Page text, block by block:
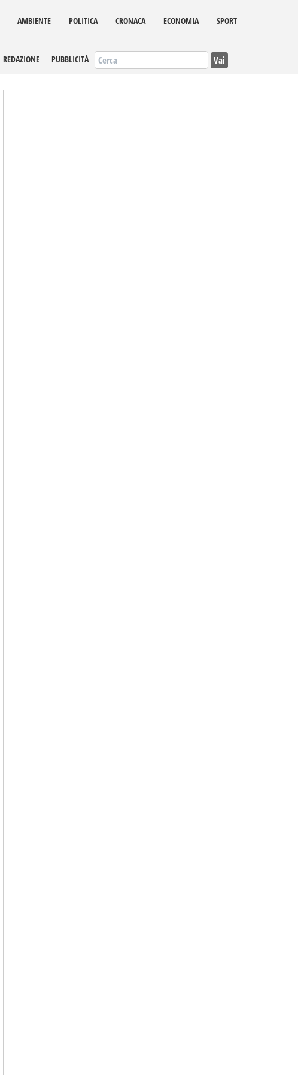
AMBIENTE POLITICA CRONACA ECONOMIA SPORT
REDAZIONE PUBBLICITÀ Vai